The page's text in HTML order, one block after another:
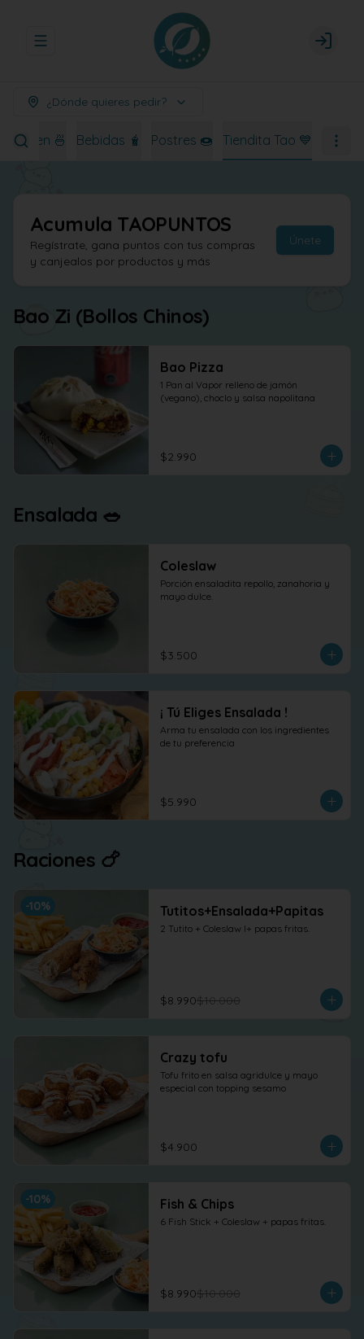
Abrir menu de navegación Login
¿Dónde quieres pedir?
Ramen 🍜 Bebidas 🧋 Postres 🍩 Tiendita Tao 💙
Acumula TAOPUNTOS
Regístrate, gana puntos con tus compras
y canjealos por productos y más
Únete
Bao Zi (Bollos Chinos)
Bao Pizza
1 Pan al Vapor relleno de jamón
(vegano), choclo y salsa napolitana
$2.990
Ensalada 🥗
Coleslaw
Porción ensaladita repollo, zanahoria y
mayo dulce.
$3.500
¡ Tú Eliges Ensalada !
Arma tu ensalada con los ingredientes
de tu preferencia
$5.990
Raciones 🍗
-10% Tutitos+Ensalada+Papitas
2 Tutito + Coleslaw l+ papas fritas.
$8.990$10.000
Crazy tofu
Tofu frito en salsa agridulce y mayo
especial con topping sesamo
$4.900
-10% Fish & Chips
6 Fish Stick + Coleslaw + papas fritas.
$8.990$10.000